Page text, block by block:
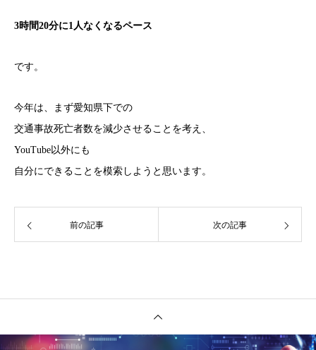
3時間20分に1人なくなるペース
です。
今年は、まず愛知県下での
交通事故死亡者数を減少させることを考え、
YouTube以外にも
自分にできることを模索しようと思います。
前の記事 次の記事